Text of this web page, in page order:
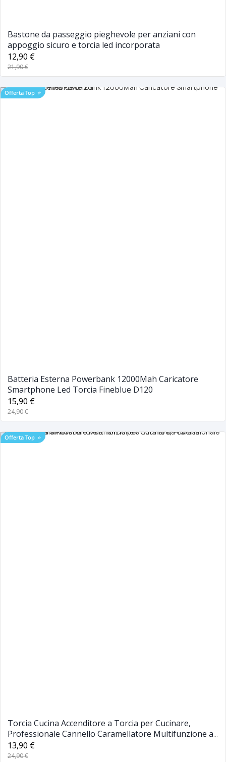
Bastone da passeggio pieghevole per anziani con
appoggio sicuro e torcia led incorporata
12,90 €
21,90 €
Offerta Top ⭐
Batteria Esterna Powerbank 12000Mah Caricatore
Smartphone Led Torcia Fineblue D120
15,90 €
24,90 €
Offerta Top ⭐
Torcia Cucina Accenditore a Torcia per Cucinare,
Professionale Cannello Caramellatore Multifunzione a
Butano da Cucina
13,90 €
24,90 €